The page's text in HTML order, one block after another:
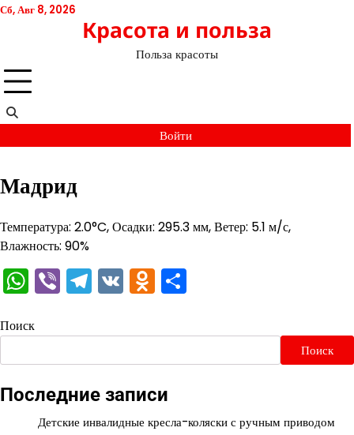
Перейти
Сб, Авг 8, 2026
Красота и польза
Польза красоты
Войти
Мадрид
Температура: 2.0°C, Осадки: 295.3 мм, Ветер: 5.1 м/с,
Влажность: 90%
WhatsApp
ViberTelegram
VKOdnoklassniki
Поиск
Поиск
Последние записи
Детские инвалидные кресла-коляски с ручным приводом